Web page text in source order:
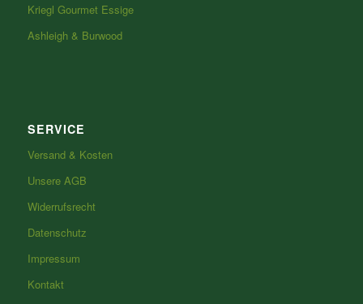
Kriegl Gourmet Essige
Ashleigh & Burwood
SERVICE
Versand & Kosten
Unsere AGB
Widerrufsrecht
Datenschutz
Impressum
Kontakt